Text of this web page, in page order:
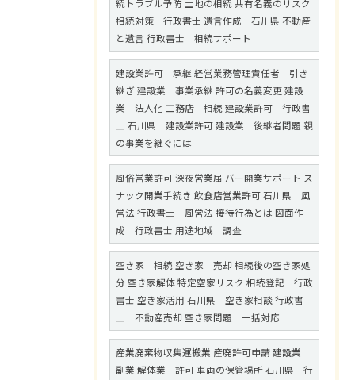
続トラブル予防 土地の相続 共有名義のリスク
相続対策 行政書士 遺言作成 石川県 不動産
と遺言 行政書士 相続サポート
建設業許可 承継 経営業務管理責任者 引き
継ぎ 建設業 事業承継 許可の名義変更 建設
業 法人化 工務店 相続 建設業許可 行政書
士 石川県 建設業許可 建設業 後継者問題 親
の事業を継ぐには
風俗営業許可 深夜営業届 バー開業サポート ス
ナック開業手続き 飲食店営業許可 石川県 風
営法 行政書士 風営法 接待行為とは 図面作
成 行政書士 用途地域 調査
空き家 相続 空き家 売却 相続後の空き家処
分 空き家解体 特定空家リスク 相続登記 行政
書士 空き家活用 石川県 空き家相談 行政書
士 不動産売却 空き家問題 一括対応
産業廃棄物収集運搬業 産廃許可申請 建設業
副業 解体業 許可 車両の保管場所 石川県 行